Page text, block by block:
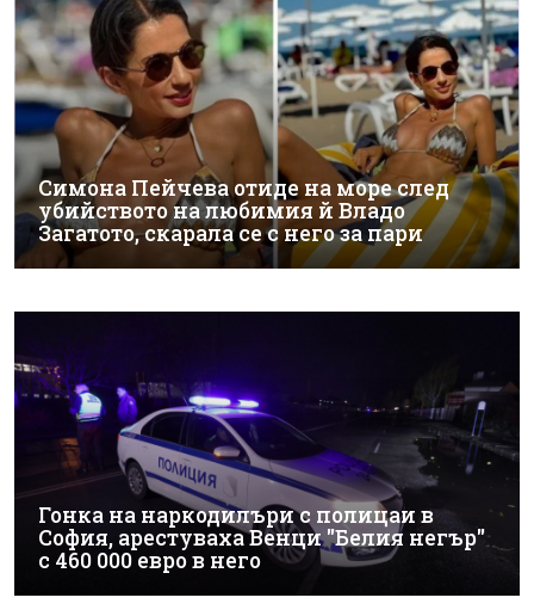
Симона Пейчева отиде на море след
убийството на любимия й Владо
Загатото, скарала се с него за пари
Гонка на наркодилъри с полицаи в
София, арестуваха Венци "Белия негър"
с 460 000 евро в него